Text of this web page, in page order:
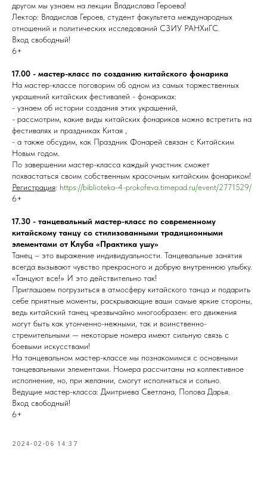
другом мы узнаем на лекции Владислава Героева!
Лектор: Владислав Героев, студент факультета международных
отношений и политических исследований СЗИУ РАНХиГС.
Вход свободный!
6+
17.00 - мастер-класс по созданию китайского фонарика
На мастер-классе поговорим об одном из самых торжественных
украшений китайских фестивалей - фонариках:
- узнаем об истории создания этих украшений,
- рассмотрим, какие виды китайских фонариков можно встретить на
фестивалях и праздниках Китая ,
- а также обсудим, как Праздник Фонарей связан с Китайским
Новым годом.
По завершении мастер-класса каждый участник сможет
похвастаться своим собственным красочным китайским фонариком!
Регистрация: https://biblioteka-4-prokofeva.timepad.ru/event/2771529/
6+
17.30 - танцевальный мастер-класс по современному
китайскому танцу со стилизованными традиционными
элементами от Клуба «Практика ушу»
Танец – это выражение индивидуальности. Танцевальные занятия
всегда вызывают чувство прекрасного и добрую внутреннюю улыбку.
«Танцуют все!» И это действительно так!
Приглашаем погрузиться в атмосферу китайского танца и подарить
себе приятные моменты, раскрывающие ваши самые яркие стороны,
ведь китайский танец чрезвычайно многообразен: его движения
могут быть как утонченно-нежными, так и воинственно-
стремительными — некоторые номера имеют сильную связь с
боевыми искусствами!
На танцевальном мастер-классе мы познакомимся с основными
танцевальными элементами. Номера рассчитаны на коллективное
исполнение, но, при желании, смогут исполняться и сольно.
Ведущие мастер-класса: Дмитриева Светлана, Попова Дарья.
Вход свободный!
6+
2024-02-06 14:37